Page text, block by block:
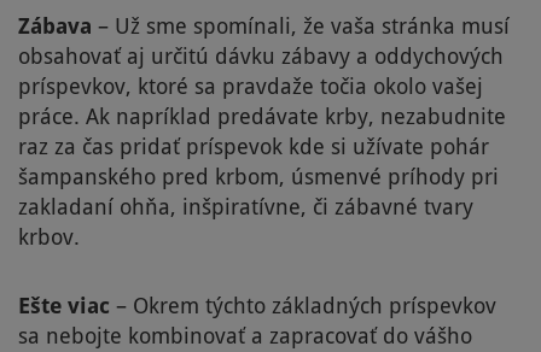
Zábava – Už sme spomínali, že vaša stránka musí
obsahovať aj určitú dávku zábavy a oddychových
príspevkov, ktoré sa pravdaže točia okolo vašej
práce. Ak napríklad predávate krby, nezabudnite
raz za čas pridať príspevok kde si užívate pohár
šampanského pred krbom, úsmenvé príhody pri
zakladaní ohňa, inšpiratívne, či zábavné tvary
krbov.
Ešte viac – Okrem týchto základných príspevkov
sa nebojte kombinovať a zapracovať do vášho